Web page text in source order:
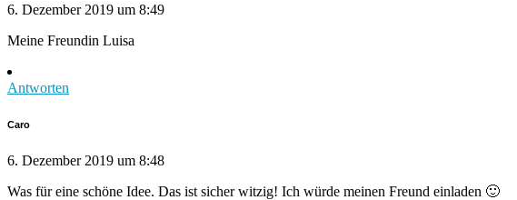
6. Dezember 2019 um 8:49
Meine Freundin Luisa
Antworten
Caro
6. Dezember 2019 um 8:48
Was für eine schöne Idee. Das ist sicher witzig! Ich würde meinen Freund einladen 🙂